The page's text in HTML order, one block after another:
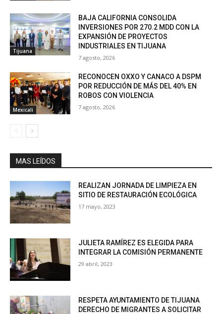
Tijuana
BAJA CALIFORNIA CONSOLIDA
INVERSIONES POR 270.2 MDD CON LA
EXPANSIÓN DE PROYECTOS
INDUSTRIALES EN TIJUANA
7 agosto, 2026
Mexicali
RECONOCEN OXXO Y CANACO A DSPM
POR REDUCCIÓN DE MÁS DEL 40% EN
ROBOS CON VIOLENCIA
7 agosto, 2026
MAS LEÍDOS
REALIZAN JORNADA DE LIMPIEZA EN
SITIO DE RESTAURACIÓN ECOLÓGICA
17 mayo, 2023
JULIETA RAMÍREZ ES ELEGIDA PARA
INTEGRAR LA COMISIÓN PERMANENTE
29 abril, 2023
RESPETA AYUNTAMIENTO DE TIJUANA
DERECHO DE MIGRANTES A SOLICITAR